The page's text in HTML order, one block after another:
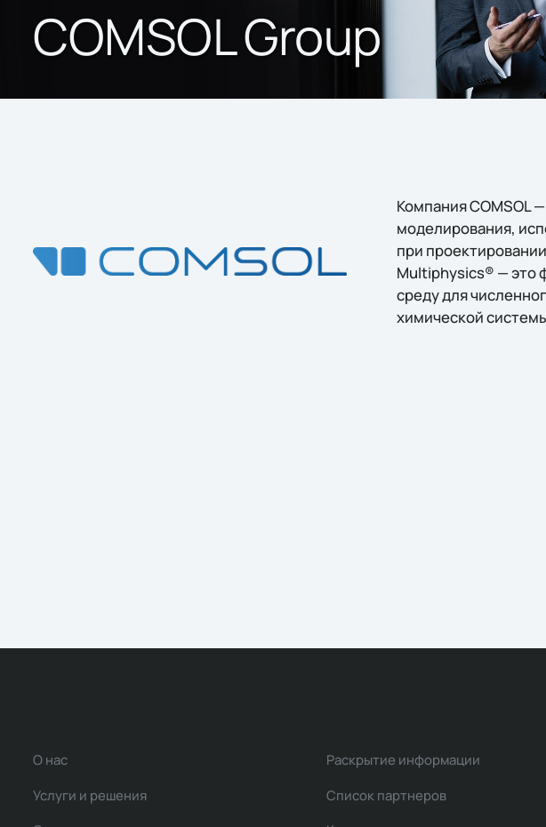
COMSOL Group
Компания COMSOL
моделирования,
при
Multiphysics® — это
среду для
химической
О нас
Услуги и решения
Раскрытие информации
Список партнеров